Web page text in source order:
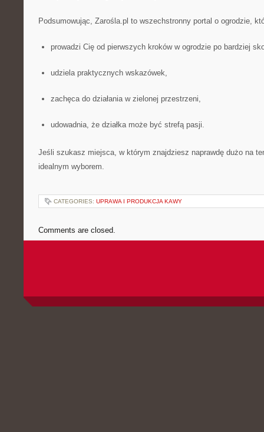
Podsumowując, Zarośla.pl to wszechstronny portal o ogrodzie,
prowadzi Cię od pierwszych kroków w ogrodzie po bardziej
udziela praktycznych wskazówek,
zachęca do działania w zielonej przestrzeni,
udowadnia, że działka może być strefą pasji.
Jeśli szukasz miejsca, w którym znajdziesz naprawdę dużo na
idealnym wyborem.
CATEGORIES: UPRAWA I PRODUKCJA KAWY
Comments are closed.